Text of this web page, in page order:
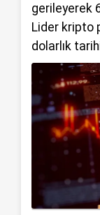
gerileyerek
Lider kripto
dolarlık